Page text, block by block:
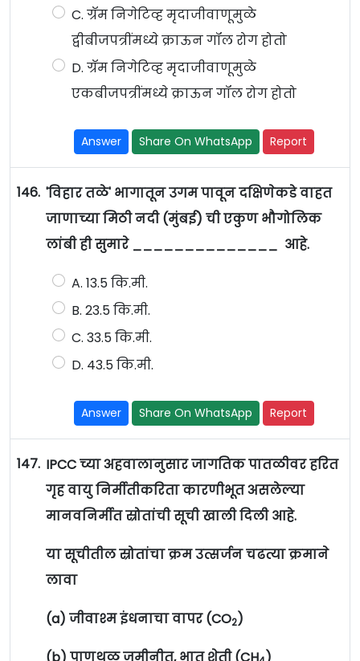
C. ग्रॅम निगेटिव्ह मृदाजीवाणूमुळे
द्वीबीजपत्रींमध्ये क्राऊन गॉल रोग होतो
D. ग्रॅम निगेटिव्ह मृदाजीवाणूमुळे
एकबीजपत्रींमध्ये क्राऊन गॉल रोग होतो
Answer Share On WhatsApp Report
146. 'विहार तळे' भागातून उगम पावून दक्षिणेकडे वाहत
जाणाच्या मिठी नदी (मुंबई) ची एकुण भौगोलिक
लांबी ही सुमारे ______________ आहे.
A. 13.5 कि.मी.
B. 23.5 कि.मी.
C. 33.5 कि.मी.
D. 43.5 कि.मी.
Answer Share On WhatsApp Report
147. IPCC च्या अहवालानुसार जागतिक पातळीवर हरित
गृह वायु निर्मीतीकरिता कारणीभूत असलेल्या
मानवनिर्मीत स्रोतांची सूची खाली दिली आहे.
या सूचीतील स्रोतांचा क्रम उत्सर्जन चढत्या क्रमाने
लावा
(a) जीवाश्म इंधनाचा वापर (CO2)